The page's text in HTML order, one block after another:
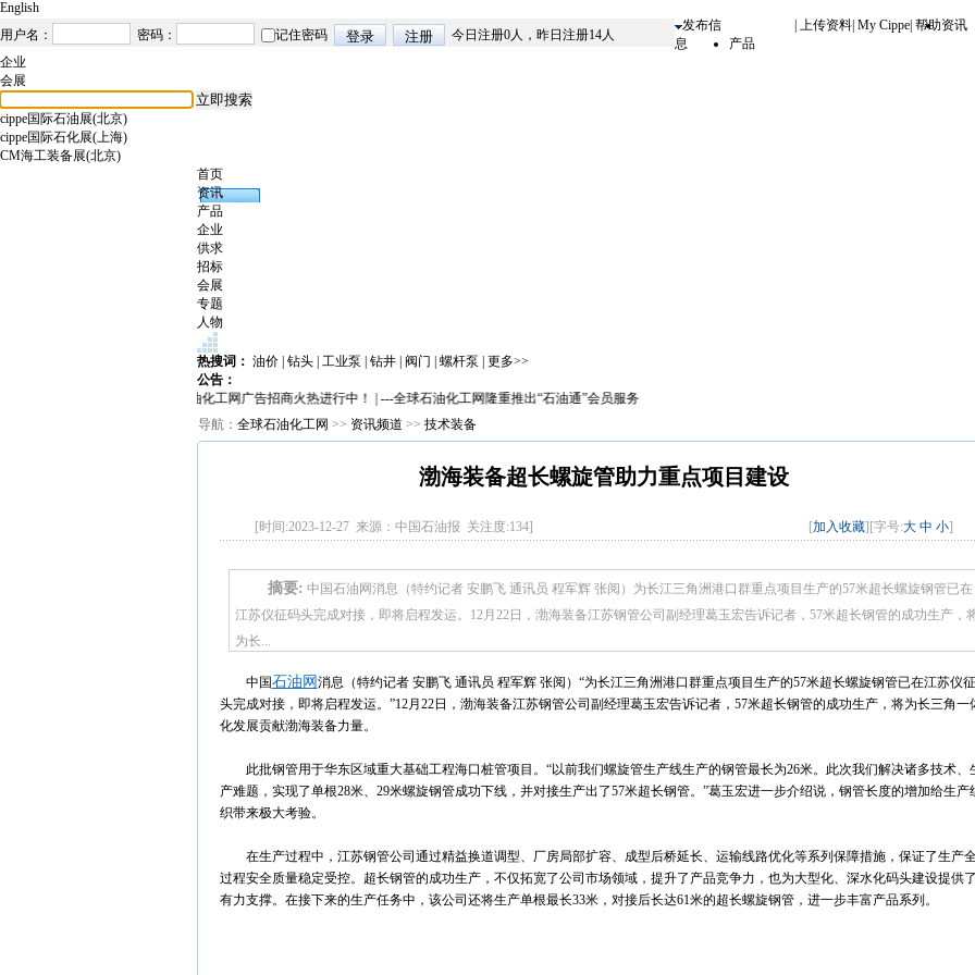
English
发布信
息
上传资料 My Cippe 帮助资讯
产品
企业
会展
cippe国际石油展(北京)
cippe国际石化展(上海)
CM海工装备展(北京)
首页
资讯
产品
企业
供求
招标
会展
专题
人物
热搜词： 油价| 钻头| 工业泵 钻井| 阀门 螺杆泵
更多>>
公告：
全球石油化工网广告招商火热进行中！ |
---全球石油化工网隆重推出“石油通”会员服务
导航： 全球石油化工网 >> 资讯频道 >> 技术装备
渤海装备超长螺旋管助力重点项目建设
[加入收藏][字号:大 中 小]
[时间:2023-12-27 来源：中国石油报 关注度:134]
摘要: 中国石油网消息（特约记者 安鹏飞 通讯员 程军辉 张阅）为长江三角洲港口群重点项目生产的57米超长螺旋钢管已在
江苏仪征码头完成对接，即将启程发运。12月22日，渤海装备江苏钢管公司副经理葛玉宏告诉记者，57米超长钢管的成功生产，
为长...
中国石油网 消息（特约记者 安鹏飞 通讯员 程军辉 张阅）“为长江三角洲港口群重点项目生产的57米超长螺旋钢管已在江苏仪
头完成对接，即将启程发运。”12月22日，渤海装备江苏钢管公司副经理葛玉宏告诉记者，57米超长钢管的成功生产，将为长三角一
化发展贡献渤海装备力量。
此批钢管用于华东区域重大基础工程海口桩管项目。“以前我们螺旋管生产线生产的钢管最长为26米。此次我们解决诸多技术、
产难题，实现了单根28米、29米螺旋钢管成功下线，并对接生产出了57米超长钢管。”葛玉宏进一步介绍说，钢管长度的增加给生产
织带来极大考验。
在生产过程中，江苏钢管公司通过精益换道调型、厂房局部扩容、成型后桥延长、运输线路优化等系列保障措施，保证了生产
过程安全质量稳定受控。超长钢管的成功生产，不仅拓宽了公司市场领域，提升了产品竞争力，也为大型化、深水化码头建设提供了
有力支撑。在接下来的生产任务中，该公司还将生产单根最长33米，对接后长达61米的超长螺旋钢管，进一步丰富产品系列。